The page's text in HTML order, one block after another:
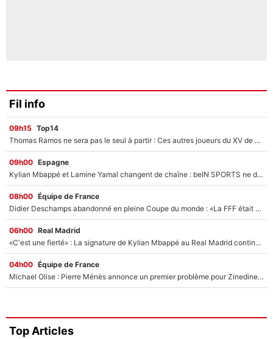
Fil info
09h15 Top14
Thomas Ramos ne sera pas le seul à partir : Ces autres joueurs du XV de France pourraient aussi quitter le Stade Toulousain, un club de Top 14 est déjà sur les rangs
09h00 Espagne
Kylian Mbappé et Lamine Yamal changent de chaîne : beIN SPORTS ne digère pas cette décision historique et prédit un fiasco pour la Liga
08h00 Équipe de France
Didier Deschamps abandonné en pleine Coupe du monde : «La FFF était déjà passée à Zinedine Zidane»
06h00 Real Madrid
«C'est une fierté» : La signature de Kylian Mbappé au Real Madrid continue de régaler l'Espagne
04h00 Équipe de France
Michael Olise : Pierre Ménès annonce un premier problème pour Zinedine Zidane en équipe de France
Top Articles